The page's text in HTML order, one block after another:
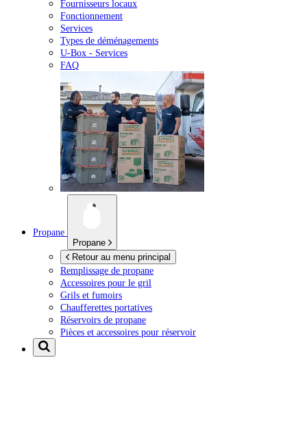
Fournisseurs locaux
Fonctionnement
Services
Types de déménagements
U-Box - Services
FAQ
Propane
Propane
Retour au menu principal
Remplissage de propane
Accessoires pour le gril
Grils et fumoirs
Chaufferettes portatives
Réservoirs de propane
Pièces et accessoires pour réservoir